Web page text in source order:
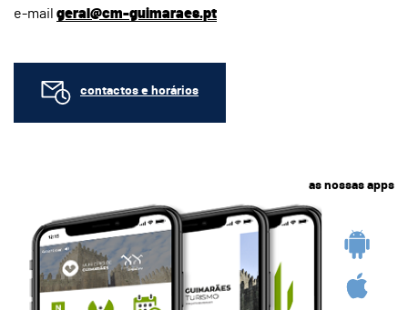
e-mail geral@cm-guimaraes.pt
contactos e horários
as nossas apps